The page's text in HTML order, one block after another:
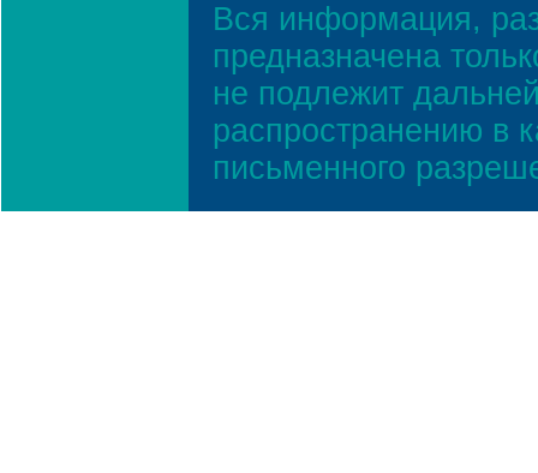
Вся информация,
предназначена
не подлежит
распространению в
письменного